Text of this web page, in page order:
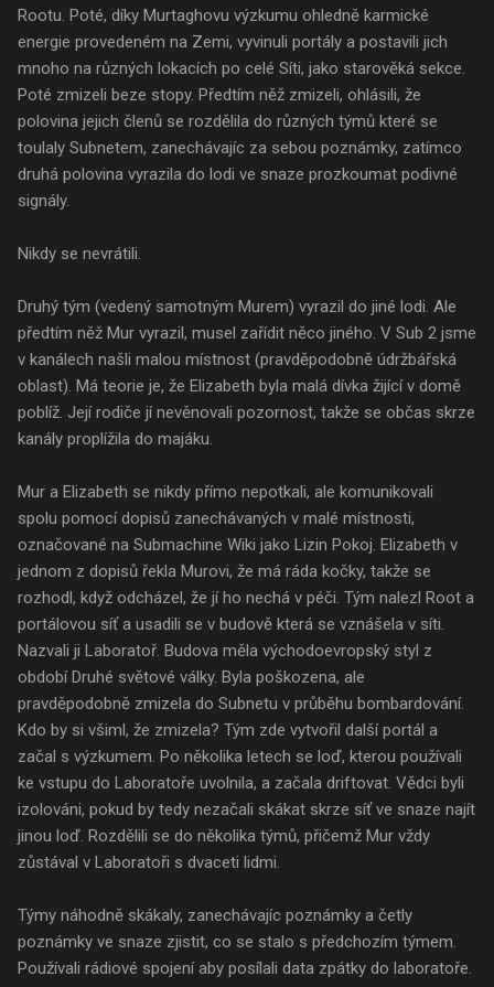
Rootu. Poté, díky Murtaghovu výzkumu ohledně karmické
energie provedeném na Zemi, vyvinuli portály a postavili jich
mnoho na různých lokacích po celé Síti, jako starověká sekce.
Poté zmizeli beze stopy. Předtím něž zmizeli, ohlásili, že
polovina jejich členů se rozdělila do různých týmů které se
toulaly Subnetem, zanechávajíc za sebou poznámky, zatímco
druhá polovina vyrazila do lodi ve snaze prozkoumat podivné
signály.
Nikdy se nevrátili.
Druhý tým (vedený samotným Murem) vyrazil do jiné lodi. Ale
předtím něž Mur vyrazil, musel zařídit něco jiného. V Sub 2 jsme
v kanálech našli malou místnost (pravděpodobně údržbářská
oblast). Má teorie je, že Elizabeth byla malá dívka žijící v domě
poblíž. Její rodiče jí nevěnovali pozornost, takže se občas skrze
kanály proplížila do majáku.
Mur a Elizabeth se nikdy přímo nepotkali, ale komunikovali
spolu pomocí dopisů zanechávaných v malé místnosti,
označované na Submachine Wiki jako Lizin Pokoj. Elizabeth v
jednom z dopisů řekla Murovi, že má ráda kočky, takže se
rozhodl, když odcházel, že jí ho nechá v péči. Tým nalezl Root a
portálovou síť a usadili se v budově která se vznášela v síti.
Nazvali ji Laboratoř. Budova měla východoevropský styl z
období Druhé světové války. Byla poškozena, ale
pravděpodobně zmizela do Subnetu v průběhu bombardování.
Kdo by si všiml, že zmizela? Tým zde vytvořil další portál a
začal s výzkumem. Po několika letech se loď, kterou používali
ke vstupu do Laboratoře uvolnila, a začala driftovat. Vědci byli
izolováni, pokud by tedy nezačali skákat skrze síť ve snaze najít
jinou loď. Rozdělili se do několika týmů, přičemž Mur vždy
zůstával v Laboratoři s dvaceti lidmi.
Týmy náhodně skákaly, zanechávajíc poznámky a četly
poznámky ve snaze zjistit, co se stalo s předchozím týmem.
Používali rádiové spojení aby posílali data zpátky do laboratoře.